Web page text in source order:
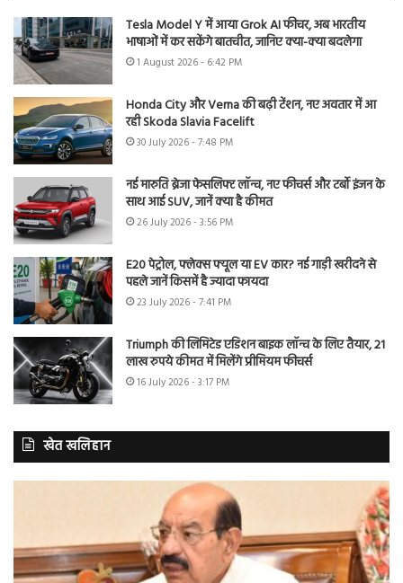
Tesla Model Y में आया Grok AI फीचर, अब भारतीय
भाषाओं में कर सकेंगे बातचीत, जानिए क्या-क्या बदलेगा
1 August 2026 - 6:42 PM
Honda City और Verna की बढ़ी टेंशन, नए अवतार में आ
रही Skoda Slavia Facelift
30 July 2026 - 7:48 PM
नई मारुति ब्रेजा फेसलिफ्ट लॉन्च, नए फीचर्स और टर्बो इंजन के
साथ आई SUV, जानें क्या है कीमत
26 July 2026 - 3:56 PM
E20 पेट्रोल, फ्लेक्स फ्यूल या EV कार? नई गाड़ी खरीदने से
पहले जानें किसमें है ज्यादा फायदा
23 July 2026 - 7:41 PM
Triumph की लिमिटेड एडिशन बाइक लॉन्च के लिए तैयार, 21
लाख रुपये कीमत में मिलेंगे प्रीमियम फीचर्स
16 July 2026 - 3:17 PM
खेत खलिहान